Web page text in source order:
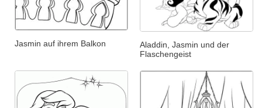
Jasmin auf ihrem Balkon
Aladdin, Jasmin und der
Flaschengeist